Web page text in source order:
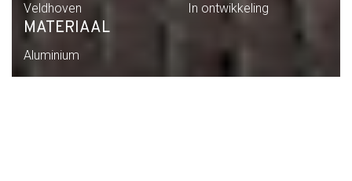
Veldhoven In ontwikkeling
MATERIAAL
Aluminium